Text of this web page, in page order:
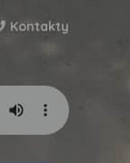
Kontakty